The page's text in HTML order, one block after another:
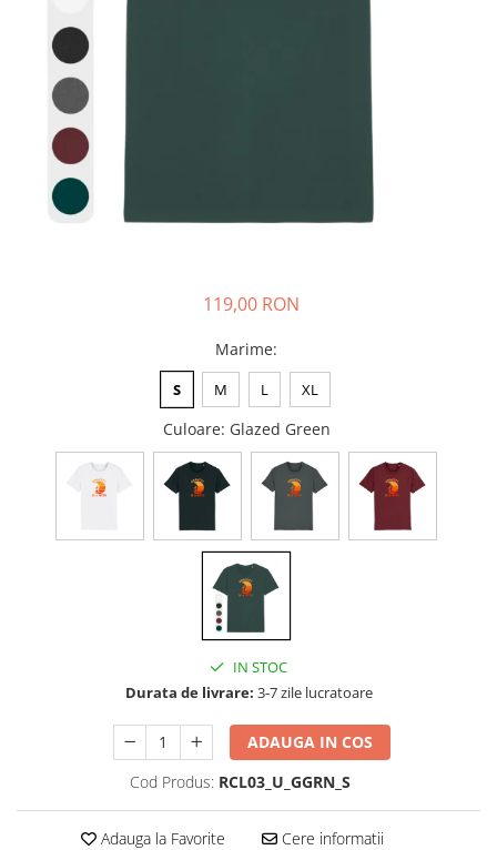
119,00 RON
Marime:
S M L XL
Culoare: Glazed Green
IN STOC
Durata de livrare: 3-7 zile lucratoare
ADAUGA IN COS
Cod Produs: RCL03_U_GGRN_S
Adauga la Favorite Cere informatii